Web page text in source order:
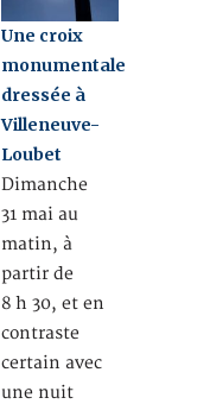
Une croix
monumentale
dressée à
Villeneuve-
Loubet
Dimanche
31 mai au
matin, à
partir de
8 h 30, et en
contraste
certain avec
une nuit